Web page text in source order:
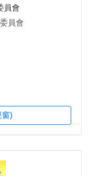
員會
員會
窗)